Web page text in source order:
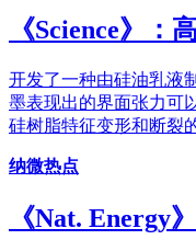
《Science》：
开发了一种由硅油乳液
墨表现出的界面张力可
硅树脂特征变形和断裂
纳微热点
《Nat. Energy